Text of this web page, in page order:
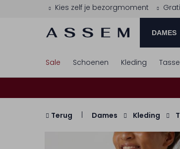
Kies zelf je bezorgmoment
DAMES
Sale Schoenen Kleding
Terug Dames Kleding